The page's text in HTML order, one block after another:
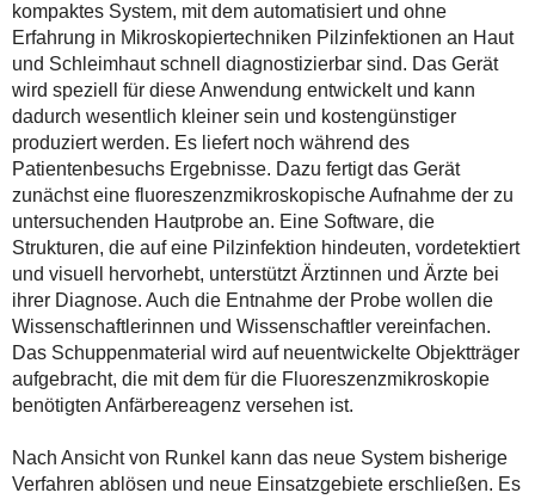
kompaktes System, mit dem automatisiert und ohne
Erfahrung in Mikroskopiertechniken Pilzinfektionen an Haut
und Schleimhaut schnell diagnostizierbar sind. Das Gerät
wird speziell für diese Anwendung entwickelt und kann
dadurch wesentlich kleiner sein und kostengünstiger
produziert werden. Es liefert noch während des
Patientenbesuchs Ergebnisse. Dazu fertigt das Gerät
zunächst eine fluoreszenzmikroskopische Aufnahme der zu
untersuchenden Hautprobe an. Eine Software, die
Strukturen, die auf eine Pilzinfektion hindeuten, vordetektiert
und visuell hervorhebt, unterstützt Ärztinnen und Ärzte bei
ihrer Diagnose. Auch die Entnahme der Probe wollen die
Wissenschaftlerinnen und Wissenschaftler vereinfachen.
Das Schuppenmaterial wird auf neuentwickelte Objektträger
aufgebracht, die mit dem für die Fluoreszenzmikroskopie
benötigten Anfärbereagenz versehen ist.
Nach Ansicht von Runkel kann das neue System bisherige
Verfahren ablösen und neue Einsatzgebiete erschließen. Es